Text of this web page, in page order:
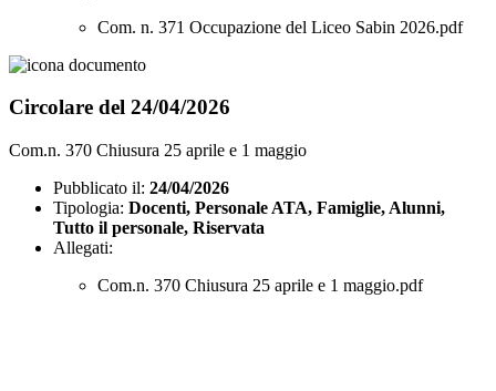
Com. n. 371 Occupazione del Liceo Sabin 2026.pdf
Circolare del 24/04/2026
Com.n. 370 Chiusura 25 aprile e 1 maggio
Pubblicato il: 24/04/2026
Tipologia: Docenti, Personale ATA, Famiglie, Alunni,
Tutto il personale, Riservata
Allegati:
Com.n. 370 Chiusura 25 aprile e 1 maggio.pdf